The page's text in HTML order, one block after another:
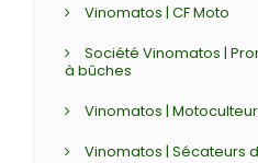
Vinomatos | CF Moto
Société Vinomatos |
à bûches
Vinomatos |
Vinomatos | Sécateurs